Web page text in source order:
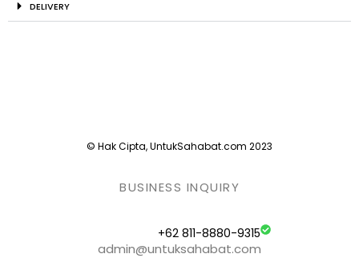
DELIVERY
© Hak Cipta, UntukSahabat.com 2023
BUSINESS INQUIRY
+62 811-8880-9315
admin@untuksahabat.com